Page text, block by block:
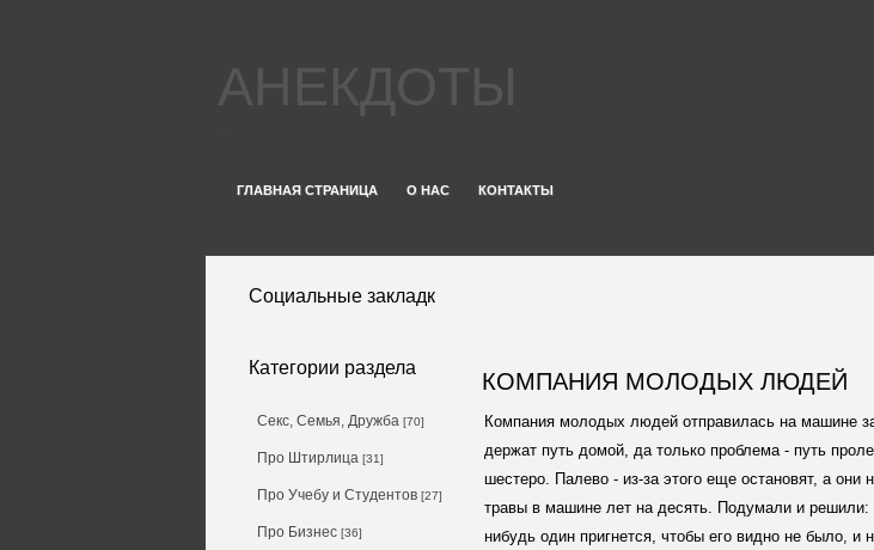
АНЕКДОТЫ
ГЛАВНАЯ СТРАНИЦА О НАС КОНТАКТЫ
Социальные закладк
Категории раздела
Секс, Семья, Дружба [70]
Про Штирлица [31]
Про Учебу и Студентов [27]
Про Бизнес [36]
КОМПАНИЯ МОЛОДЫХ ЛЮДЕЙ
Компания молодых людей отправилась на машине
держат путь домой, да только проблема - путь
шестеро. Палево - из-за этого еще остановят, а они
травы в машине лет на десять. Подумали и решили:
нибудь один пригнется, чтобы его видно не было, и